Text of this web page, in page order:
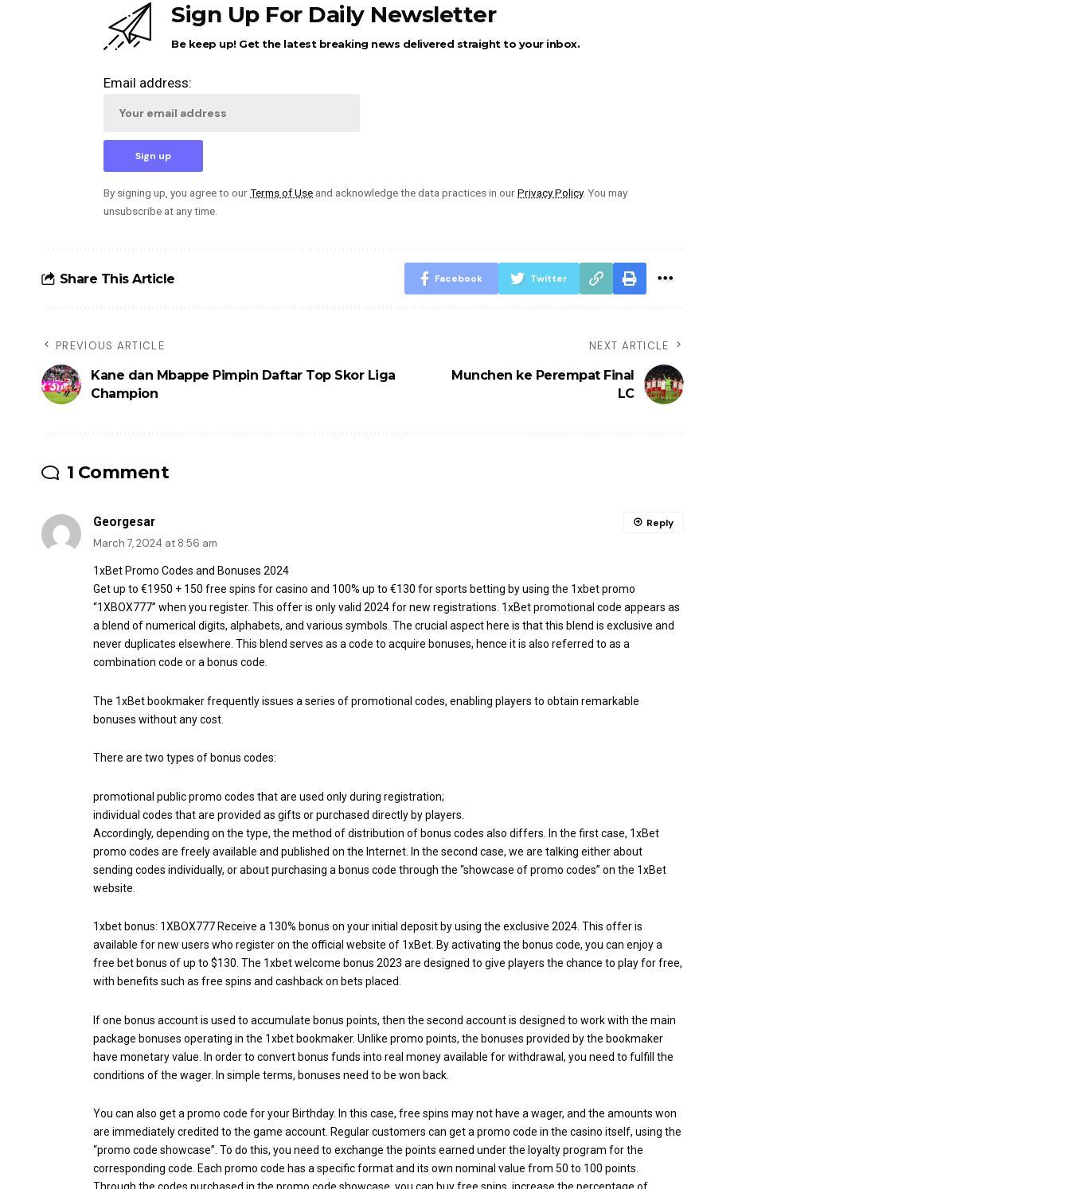
Sign Up For Daily Newsletter
Be keep up! Get the latest breaking news delivered straight to your inbox.
Email address:
By signing up, you agree to ourTerms of Use and acknowledge the data practices in ourPrivacy Policy. You may
unsubscribe at any time.
Share This Article Facebook Twitter
PREVIOUS ARTICLE
Kane dan Mbappe Pimpin Daftar Top Skor Liga
Champion
NEXT ARTICLE
Munchen ke Perempat Final
LC
1 Comment
Georgesar
March 7, 2024 at 8:56 am
1xBet Promo Codes and Bonuses 2024
Get up to €1950 + 150 free spins for casino and 100% up to €130 for sports betting by using the 1xbet promo
“1XBOX777” when you register. This offer is only valid 2024 for new registrations. 1xBet promotional code appears as
a blend of numerical digits, alphabets, and various symbols. The crucial aspect here is that this blend is exclusive and
never duplicates elsewhere. This blend serves as a code to acquire bonuses, hence it is also referred to as a
combination code or a bonus code.
The 1xBet bookmaker frequently issues a series of promotional codes, enabling players to obtain remarkable
bonuses without any cost.
There are two types of bonus codes:
promotional public promo codes that are used only during registration;
individual codes that are provided as gifts or purchased directly by players.
Accordingly, depending on the type, the method of distribution of bonus codes also differs. In the first case, 1xBet
promo codes are freely available and published on the Internet. In the second case, we are talking either about
sending codes individually, or about purchasing a bonus code through the “showcase of promo codes” on the 1xBet
website.
1xbet bonus: 1XBOX777 Receive a 130% bonus on your initial deposit by using the exclusive 2024. This offer is
available for new users who register on the official website of 1xBet. By activating the bonus code, you can enjoy a
free bet bonus of up to $130. The 1xbet welcome bonus 2023 are designed to give players the chance to play for free,
with benefits such as free spins and cashback on bets placed.
If one bonus account is used to accumulate bonus points, then the second account is designed to work with the main
package bonuses operating in the 1xbet bookmaker. Unlike promo points, the bonuses provided by the bookmaker
have monetary value. In order to convert bonus funds into real money available for withdrawal, you need to fulfill the
conditions of the wager. In simple terms, bonuses need to be won back.
You can also get a promo code for your Birthday. In this case, free spins may not have a wager, and the amounts won
are immediately credited to the game account. Regular customers can get a promo code in the casino itself, using the
“promo code showcase”. To do this, you need to exchange the points earned under the loyalty program for the
corresponding code. Each promo code has a specific format and its own nominal value from 50 to 100 points.
Reply